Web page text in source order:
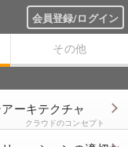
会員登録/ログイン
その他
ーキテクチャ
クラウドのコンセプト